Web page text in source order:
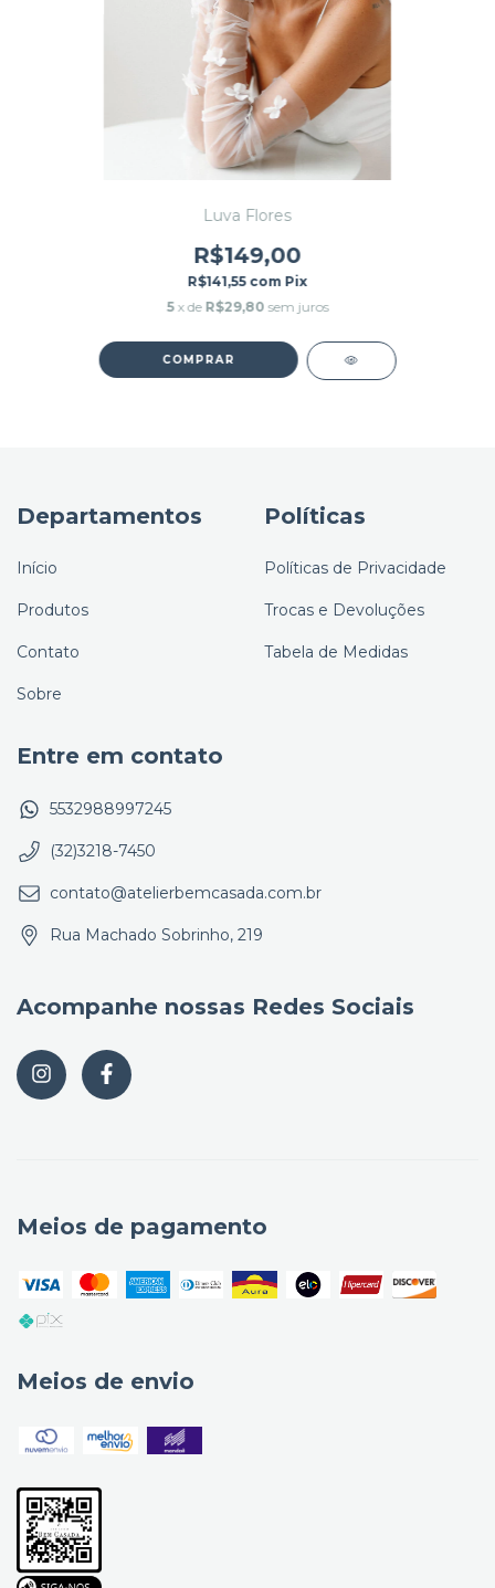
Luva Flores
R$149,00
R$141,55 com Pix
5 x de R$29,80 sem juros
Departamentos
Início
Produtos
Contato
Sobre
Políticas
Políticas de Privacidade
Trocas e Devoluções
Tabela de Medidas
Entre em contato
5532988997245
(32)3218-7450
contato@atelierbemcasada.com.br
Rua Machado Sobrinho, 219
Acompanhe nossas Redes Sociais
Meios de pagamento
Meios de envio